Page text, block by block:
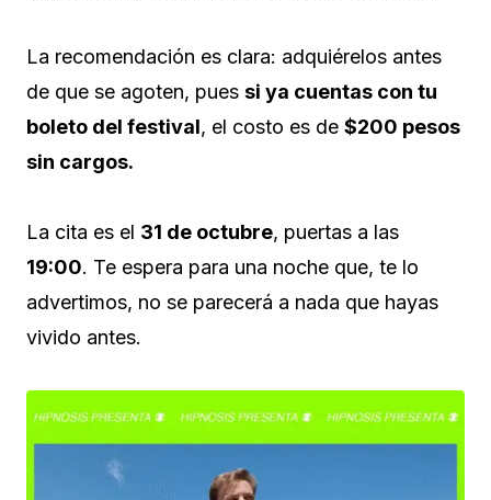
La recomendación es clara: adquiérelos antes
de que se agoten, pues si ya cuentas con tu
boleto del festival, el costo es de $200 pesos
sin cargos.
La cita es el 31 de octubre, puertas a las
19:00. Te espera para una noche que, te lo
advertimos, no se parecerá a nada que hayas
vivido antes.